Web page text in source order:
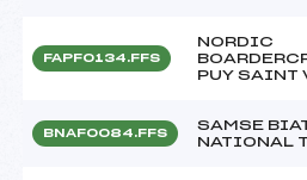
FAPF0134.FFS
NORDIC
PUY SAINT
BNAF0084.FFS
SAMSE
NATIONAL